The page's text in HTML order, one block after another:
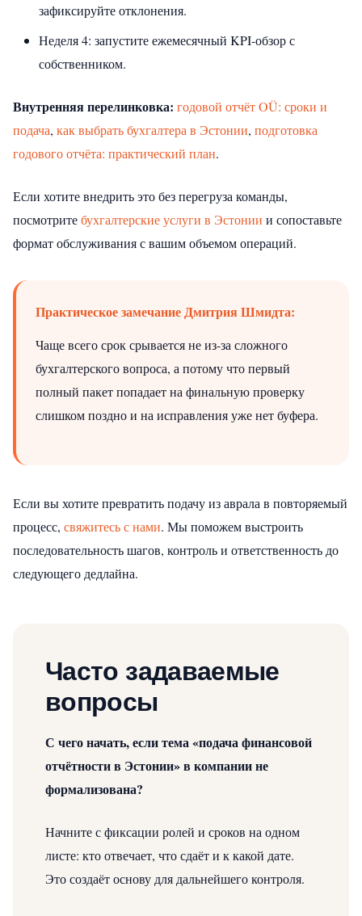
зафиксируйте отклонения.
Неделя 4: запустите ежемесячный KPI-обзор с
собственником.
Внутренняя перелинковка: годовой отчёт OÜ: сроки и
подача, как выбрать бухгалтера в Эстонии, подготовка
годового отчёта: практический план.
Если хотите внедрить это без перегруза команды,
посмотритебухгалтерские услуги в Эстонии и сопоставьте
формат обслуживания с вашим объемом операций.
Практическое замечание Дмитрия Шмидта:
Чаще всего срок срывается не из-за сложного
бухгалтерского вопроса, а потому что первый
полный пакет попадает на финальную проверку
слишком поздно и на исправления уже нет буфера.
Если вы хотите превратить подачу из аврала в повторяемый
процесс, свяжитесь с нами. Мы поможем выстроить
последовательность шагов, контроль и ответственность до
следующего дедлайна.
Часто задаваемые
вопросы
С чего начать, если тема «подача финансовой
отчётности в Эстонии» в компании не
формализована?
Начните с фиксации ролей и сроков на одном
листе: кто отвечает, что сдаёт и к какой дате.
Это создаёт основу для дальнейшего контроля.